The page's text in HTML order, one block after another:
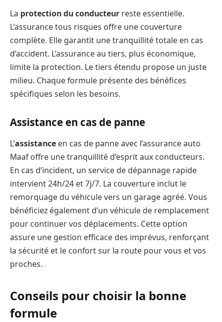
La protection du conducteur reste essentielle.
L’assurance tous risques offre une couverture
complète. Elle garantit une tranquillité totale en cas
d’accident. L’assurance au tiers, plus économique,
limite la protection. Le tiers étendu propose un juste
milieu. Chaque formule présente des bénéfices
spécifiques selon les besoins.
Assistance en cas de panne
L’assistance en cas de panne avec l’assurance auto
Maaf offre une tranquillité d’esprit aux conducteurs.
En cas d’incident, un service de dépannage rapide
intervient 24h/24 et 7j/7. La couverture inclut le
remorquage du véhicule vers un garage agréé. Vous
bénéficiez également d’un véhicule de remplacement
pour continuer vos déplacements. Cette option
assure une gestion efficace des imprévus, renforçant
la sécurité et le confort sur la route pour vous et vos
proches.
Conseils pour choisir la bonne
formule